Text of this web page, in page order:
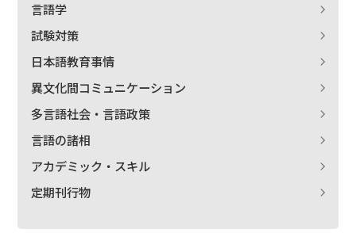
言語学
試験対策
日本語教育事情
異文化間コミュニケーション
多言語社会・言語政策
言語の諸相
アカデミック・スキル
定期刊行物